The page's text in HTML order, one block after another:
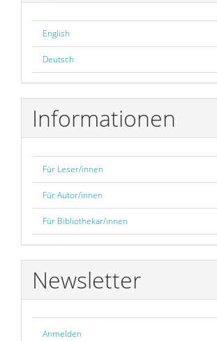
English
Deutsch
Informationen
Für Leser/innen
Für Autor/innen
Für Bibliothekar/innen
Newsletter
Anmelden